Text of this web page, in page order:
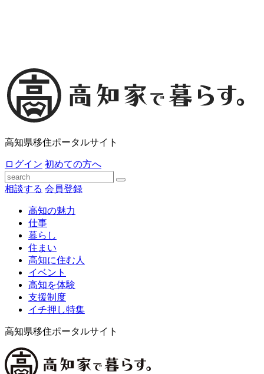
高知県移住ポータルサイト
ログイン 初めての方へ
相談する 会員登録
高知の魅力
仕事
暮らし
住まい
高知に住む人
イベント
高知を体験
支援制度
イチ押し特集
高知県移住ポータルサイト